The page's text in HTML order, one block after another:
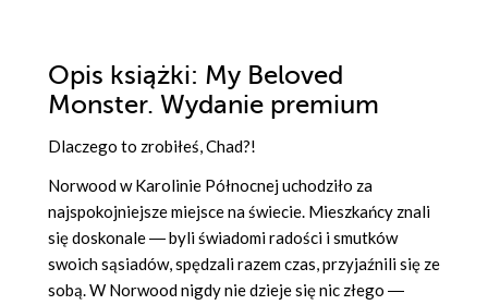
Opis książki: My Beloved
Monster. Wydanie premium
Dlaczego to zrobiłeś, Chad?!
Norwood w Karolinie Północnej uchodziło za
najspokojniejsze miejsce na świecie. Mieszkańcy znali
się doskonale ― byli świadomi radości i smutków
swoich sąsiadów, spędzali razem czas, przyjaźnili się ze
sobą. W Norwood nigdy nie dzieje się nic złego ―